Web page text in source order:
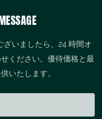
いましたら、24 時間オ
ください。優待価格と最
いたします。